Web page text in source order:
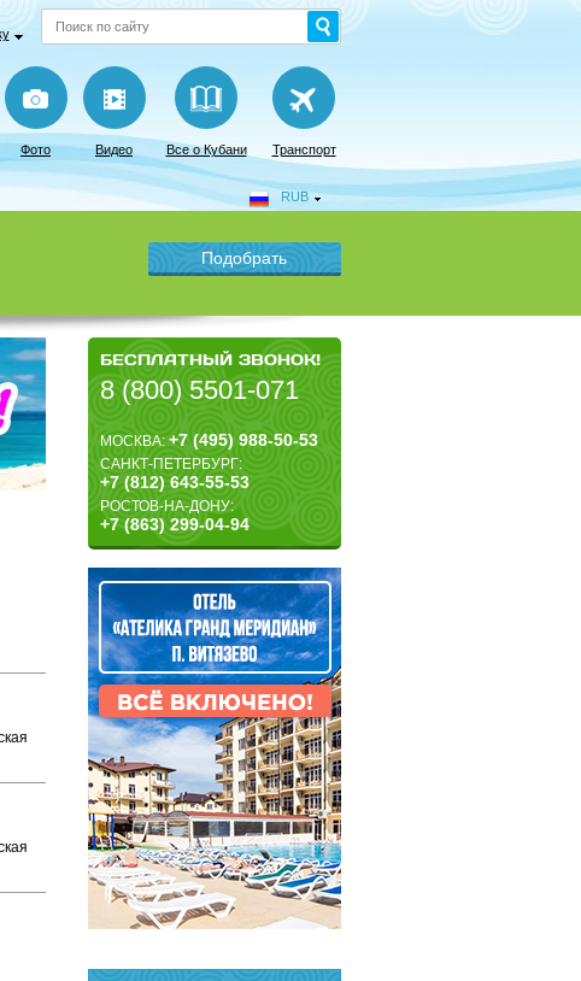
Фото Видео Все о Кубани Транспорт
RUB
БЕСПЛАТНЫЙ ЗВОНОК!
8 (800) 5501-071
МОСКВА:+7 (495) 988-50-53
САНКТ-ПЕТЕРБУРГ:
+7 (812) 643-55-53
РОСТОВ-НА-ДОНУ:
+7 (863) 299-04-94